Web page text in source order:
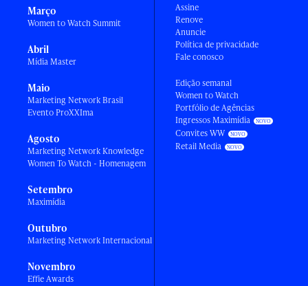
Março
Women to Watch Summit
Abril
Mídia Master
Maio
Marketing Network Brasil
Evento ProXXIma
Agosto
Marketing Network Knowledge
Women To Watch - Homenagem
Setembro
Maximídia
Outubro
Marketing Network Internacional
Novembro
Effie Awards
Assine
Renove
Anuncie
Política de privacidade
Fale conosco
Edição semanal
Women to Watch
Portfólio de Agências
Ingressos Maximídia
Convites WW
Retail Media